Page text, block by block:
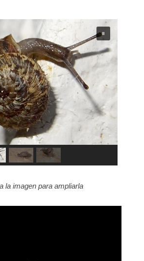
la imagen para ampliarla